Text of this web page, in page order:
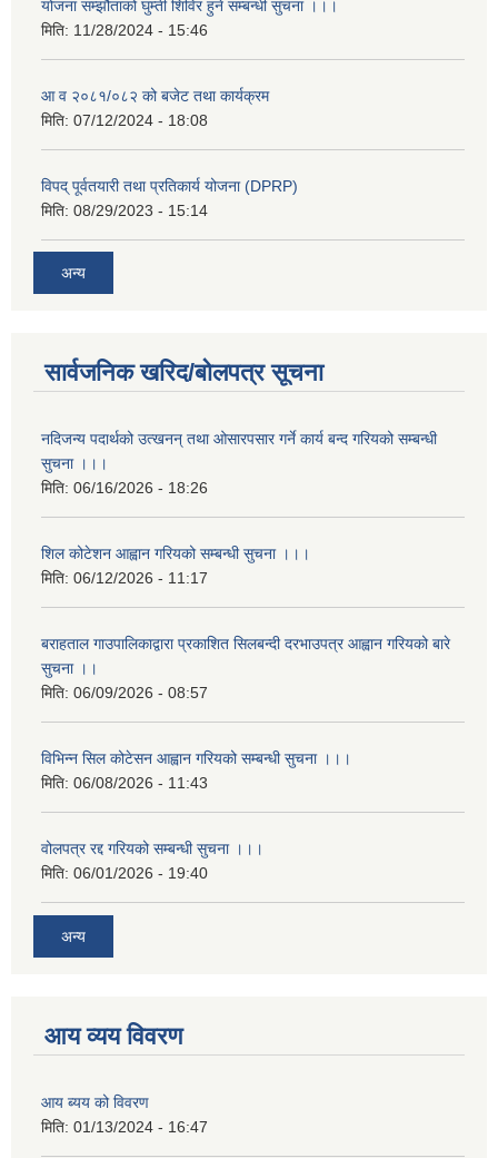
योजना सम्झौताको घुम्ती शिविर हुने सम्बन्धी सुचना ।।।
मिति: 11/28/2024 - 15:46
आ व २०८१/०८२ को बजेट तथा कार्यक्रम
मिति: 07/12/2024 - 18:08
विपद् पूर्वतयारी तथा प्रतिकार्य योजना (DPRP)
मिति: 08/29/2023 - 15:14
अन्य
सार्वजनिक खरिद/बोलपत्र सूचना
नदिजन्य पदार्थको उत्खनन् तथा ओसारपसार गर्ने कार्य बन्द गरियको सम्बन्धी
सुचना ।।।
मिति: 06/16/2026 - 18:26
शिल कोटेशन आह्वान गरियको सम्बन्धी सुचना ।।।
मिति: 06/12/2026 - 11:17
बराहताल गाउपालिकाद्वारा प्रकाशित सिलबन्दी दरभाउपत्र आह्वान गरियको बारे
सुचना ।।
मिति: 06/09/2026 - 08:57
विभिन्न सिल कोटेसन आह्वान गरियको सम्बन्धी सुचना ।।।
मिति: 06/08/2026 - 11:43
वोलपत्र रद्द गरियको सम्बन्धी सुचना ।।।
मिति: 06/01/2026 - 19:40
अन्य
आय व्यय विवरण
आय ब्यय को विवरण
मिति: 01/13/2024 - 16:47